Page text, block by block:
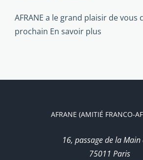
AFRANE a le grand plaisir de vous
prochain En savoir plus
AFRANE (AMITIÉ FRANCO-
16, passage de la
75011 Paris